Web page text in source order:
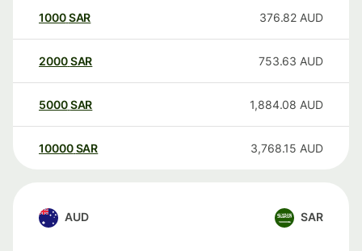
1000SAR 376.82 AUD
2000SAR 753.63 AUD
5000SAR 1,884.08 AUD
10000 SAR 3,768.15 AUD
AUD SAR